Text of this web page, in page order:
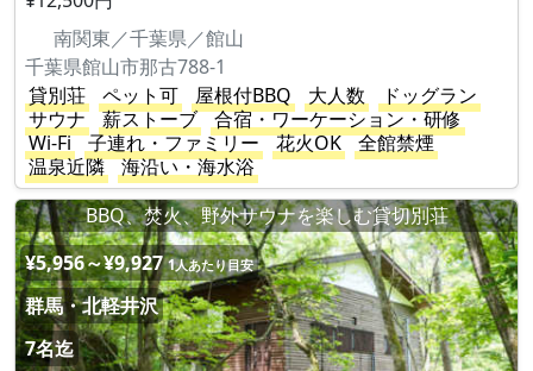
南関東／千葉県／館山
千葉県館山市那古788-1
貸別荘
ペット可 屋根付BBQ 大人数
ドッグラン
サウナ
薪ストーブ
合宿・ワーケーション・研修
Wi-Fi
子連れ・ファミリー 花火OK
全館禁煙
温泉近隣
海沿い・海水浴
BBQ、焚火、野外サウナを楽しむ貸切別荘
¥5,956～¥9,927 1人あたり目安
群馬・北軽井沢
7名迄